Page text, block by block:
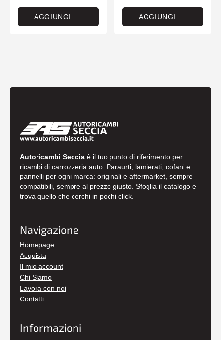
AGGIUNGI AGGIUNGI
Autoricambi Seccia è il tuo punto di riferimento per
ricambi di carrozzeria auto. Paraurti, lamierati, cofani e
pannelli per ogni marca: originali e aftermarket, sempre
compatibili, sempre al prezzo giusto. Sfoglia il catalogo e
trova quello che cerchi in pochi click.
Navigazione
Homepage
Acquista
Il mio account
Chi Siamo
Lavora con noi
Contatti
Informazioni